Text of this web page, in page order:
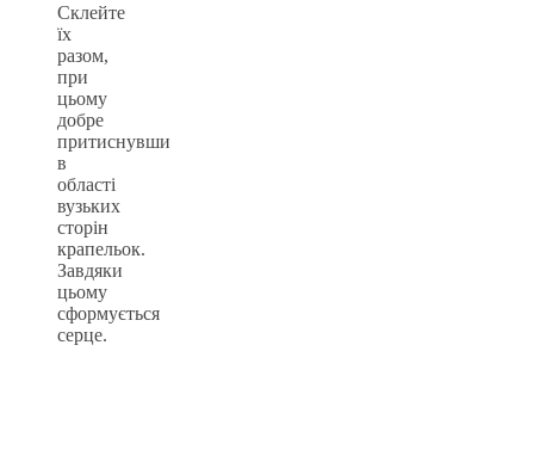
Склейте
їх
разом,
при
цьому
добре
притиснувши
в
області
вузьких
сторін
крапельок.
Завдяки
цьому
сформується
серце.